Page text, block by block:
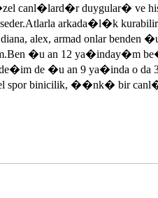
canl�lard�r duygular� ve
arkada�l�k
diana, alex, armad onlar
�u an 12 ya�inday�m
de �u an 9 ya�inda o
spor binicilik, ��nk� bir canl�